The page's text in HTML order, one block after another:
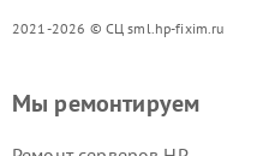
2021-2026 © СЦ sml.hp-fixim.ru
Мы ремонтируем